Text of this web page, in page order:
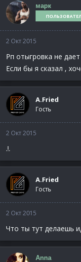
марк
2 Окт 2015
Рп отыгровка не
Если бы я сказал ,
A.Fried
Гость
2 Окт 2015
.!.
A.Fried
Гость
2 Окт 2015
Что ты тут делаешь
Anna